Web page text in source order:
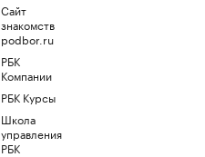
Сайт
знакомств
podbor.ru
РБК
Компании
РБК Курсы
Школа
управления
РБК